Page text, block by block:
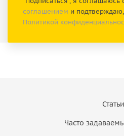
соглашением и
Политикой
Статьи
Часто